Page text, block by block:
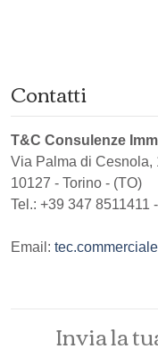
Contatti
T&C Consulenze
Via Palma di Cesnola,
10127 - Torino - (TO)
Tel.: +39 347 8511411
Email:
Invia la